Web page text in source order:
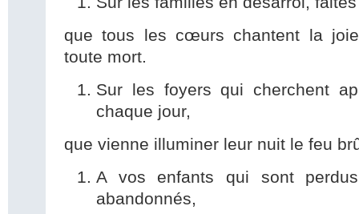
que tous les cœurs chantent la
toute mort.
Sur les foyers qui cherchent
chaque jour,
que vienne illuminer leur nuit le feu
A vos enfants qui sont
abandonnés,